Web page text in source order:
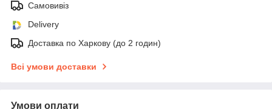
Самовивіз
Delivery
Доставка по Харкову (до 2 годин)
Всі умови доставки
Умови оплати